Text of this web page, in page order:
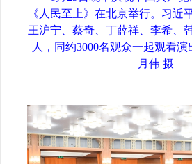
《人民至上》在北京举行。习近
王沪宁、蔡奇、丁薛祥、李希、
人，同约3000名观众一起观看演
月伟 摄